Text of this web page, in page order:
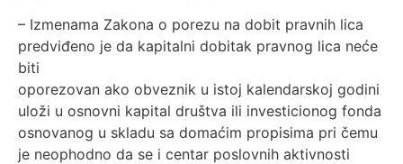
– Izmenama Zakona o porezu na dobit pravnih lica
predviđeno je da kapitalni dobitak pravnog lica neće
biti
oporezovan ako obveznik u istoj kalendarskoj godini
uloži u osnovni kapital društva ili investicionog fonda
osnovanog u skladu sa domaćim propisima pri čemu
je neophodno da se i centar poslovnih aktivnosti